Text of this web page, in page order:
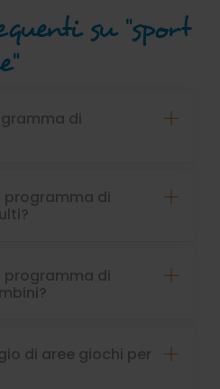
su "sport
di
programma di
programma di
di aree giochi per